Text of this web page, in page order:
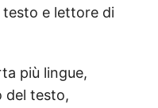
e lettore di
più lingue,
del testo,